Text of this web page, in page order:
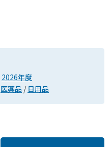
2026年度
医薬品 / 日用品